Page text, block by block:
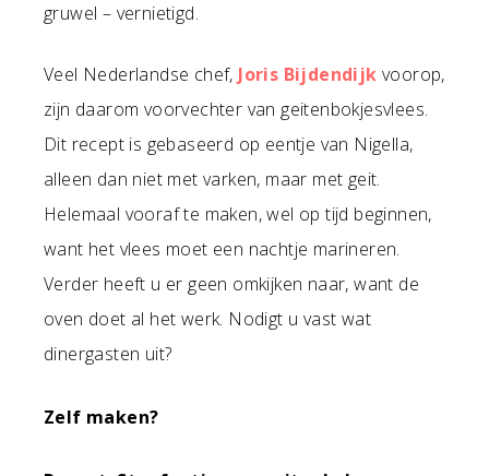
gruwel – vernietigd.
Veel Nederlandse chef, Joris Bijdendijk voorop,
zijn daarom voorvechter van geitenbokjesvlees.
Dit recept is gebaseerd op eentje van Nigella,
alleen dan niet met varken, maar met geit.
Helemaal vooraf te maken, wel op tijd beginnen,
want het vlees moet een nachtje marineren.
Verder heeft u er geen omkijken naar, want de
oven doet al het werk. Nodigt u vast wat
dinergasten uit?
Zelf maken?